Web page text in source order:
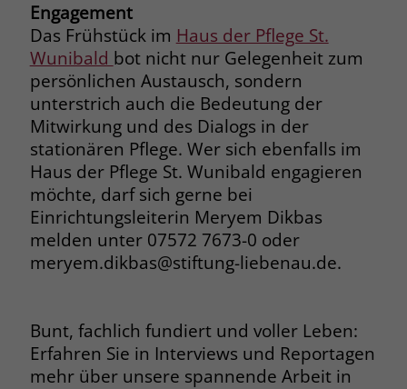
Engagement
Das Frühstück im Haus der Pflege St.
Wunibald bot nicht nur Gelegenheit zum
persönlichen Austausch, sondern
unterstrich auch die Bedeutung der
Mitwirkung und des Dialogs in der
stationären Pflege. Wer sich ebenfalls im
Haus der Pflege St. Wunibald engagieren
möchte, darf sich gerne bei
Einrichtungsleiterin Meryem Dikbas
melden unter 07572 7673-0 oder
meryem.dikbas@stiftung-liebenau.de.
Bunt, fachlich fundiert und voller Leben:
Erfahren Sie in Interviews und Reportagen
mehr über unsere spannende Arbeit in
Laufzeit 90 Tage
Zweck
Dieses Cookie wird gesetzt, wenn ein
User über einen Klick auf eine Google
Werbeanzeige auf die Website gelangt.
Es enthält Informationen darüber,
welche Werbeanzeige geklickt wurde,
sodass erzielte Erfolge wie z.B.
Bestellungen oder Kontaktanfragen der
Anzeige zugewiesen werden können.
_fbp
Laufzeit 3 Monate
Der Zweck von _fbp ist vollständig auf